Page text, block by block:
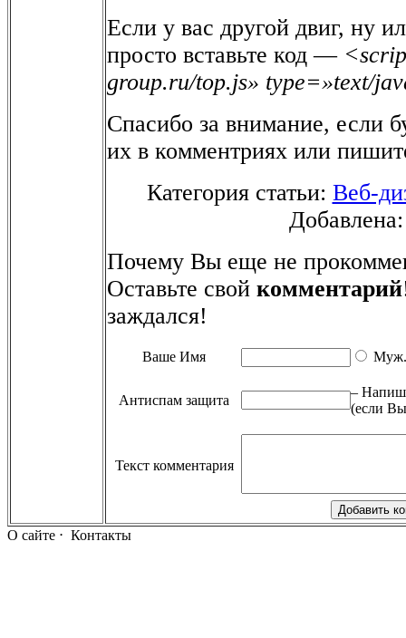
Если у вас другой двиг, ну
просто вставьте код —
group.ru/top.js» type=»text/
Спасибо за внимание, если
их в комментриях или
Категория статьи: Веб-
Почему Вы еще не
Оставьте свой комментарий
заждался!
Ваше Имя
Антиспам защита
–
(если Вы
Текст комментария
О сайте ⋅ Контакты